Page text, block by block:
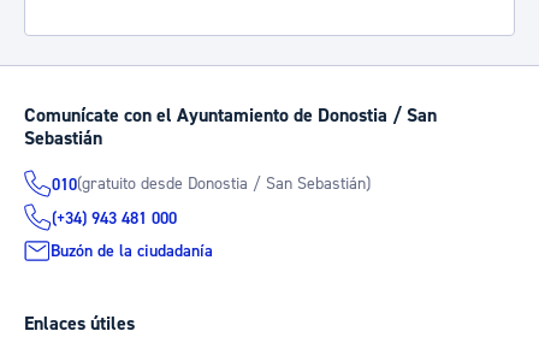
Comunícate con el Ayuntamiento de Donostia / San
Sebastián
010(gratuito desde Donostia / San Sebastián)
(+34) 943 481 000
Buzón de la ciudadanía
Enlaces útiles